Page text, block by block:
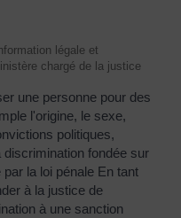
légale et
chargé de la justice
une personne pour des
l'origine, le sexe,
politiques,
fondée sur
la loi pénale En tant
à la justice de
à une sanction